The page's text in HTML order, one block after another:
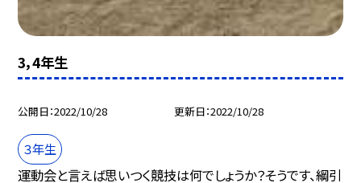
3，4年生
公開日 2022/10/28 更新日 2022/10/28
３年生
運動会と言えば思いつく競技は何でしょうか？そうです、綱引